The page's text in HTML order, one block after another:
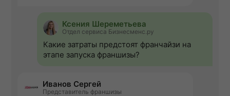
Ксения Шереметьева
Отдел сервиса Бизнесменс.ру
Какие затраты предстоят франчайзи на
этапе запуска франшизы?
Иванов Сергей
Представитель франшизы